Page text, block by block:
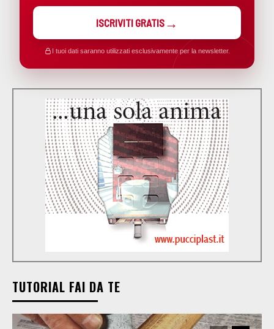
ISCRIVITI GRATIS
I tuoi dati saranno utilizzati esclusivamente per la newsletter.
TUTORIAL FAI DA TE